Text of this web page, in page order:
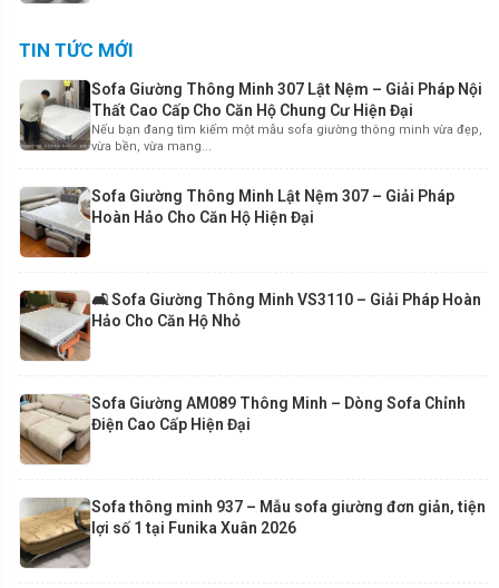
TIN TỨC MỚI
Sofa Giường Thông Minh 307 Lật Nệm – Giải Pháp Nội
Thất Cao Cấp Cho Căn Hộ Chung Cư Hiện Đại
Nếu bạn đang tìm kiếm một mẫu sofa giường thông minh vừa đẹp,
vừa bền, vừa mang...
Sofa Giường Thông Minh Lật Nệm 307 – Giải Pháp
Hoàn Hảo Cho Căn Hộ Hiện Đại
🛋️ Sofa Giường Thông Minh VS3110 – Giải Pháp Hoàn
Hảo Cho Căn Hộ Nhỏ
Sofa Giường AM089 Thông Minh – Dòng Sofa Chỉnh
Điện Cao Cấp Hiện Đại
Sofa thông minh 937 – Mẫu sofa giường đơn giản, tiện
lợi số 1 tại Funika Xuân 2026